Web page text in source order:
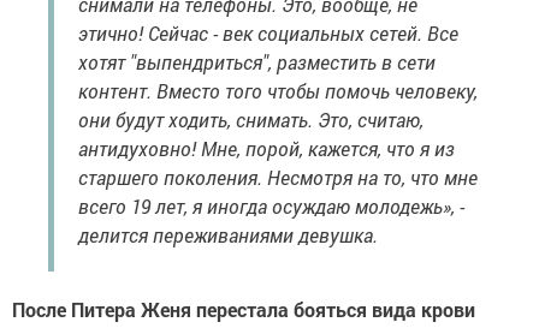
этично! Сейчас - век социальных сетей. Все
хотят "выпендриться", разместить в сети
контент. Вместо того чтобы помочь человеку,
они будут ходить, снимать. Это, считаю,
антидуховно! Мне, порой, кажется, что я из
старшего поколения. Несмотря на то, что мне
всего 19 лет, я иногда осуждаю молодежь», -
делится переживаниями девушка.
После Питера Женя перестала бояться вида крови